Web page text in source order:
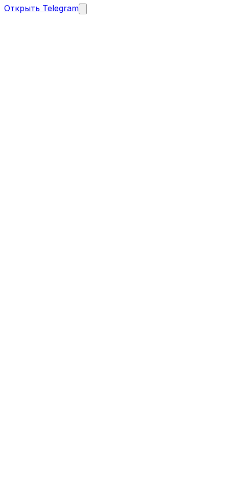
Открыть Telegram